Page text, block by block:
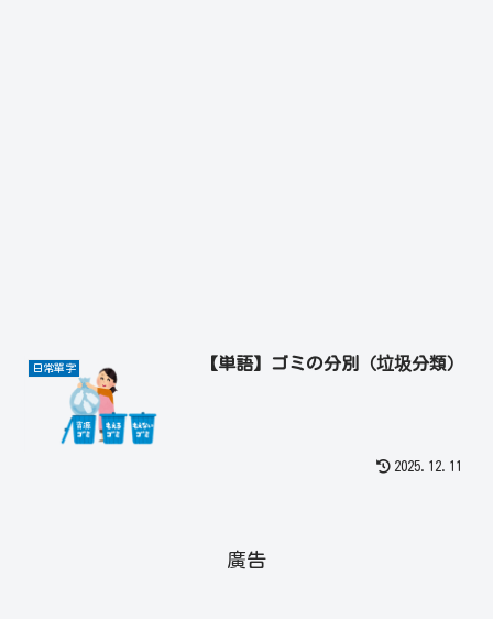
日常單字 【単語】ゴミの分別（垃圾分類）
2025.12.11
廣告